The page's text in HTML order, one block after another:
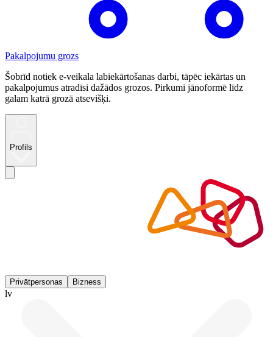
Pakalpojumu grozs
Šobrīd notiek e-veikala labiekārtošanas darbi, tāpēc iekārtas un
pakalpojumus atradīsi dažādos grozos. Pirkumi jānoformē līdz
galam katrā grozā atsevišķi.
Profils
Privātpersonas Bizness
lv